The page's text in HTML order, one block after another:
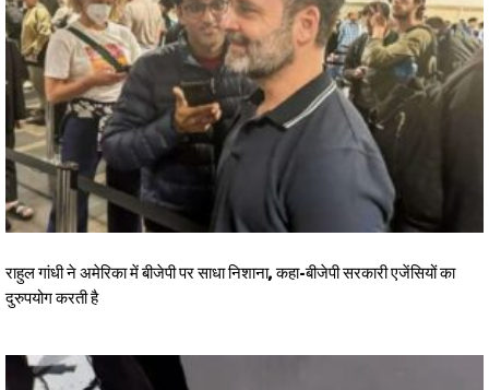
राहुल गांधी ने अमेरिका में बीजेपी पर साधा निशाना, कहा-बीजेपी सरकारी एजेंसियों का
दुरुपयोग करती है